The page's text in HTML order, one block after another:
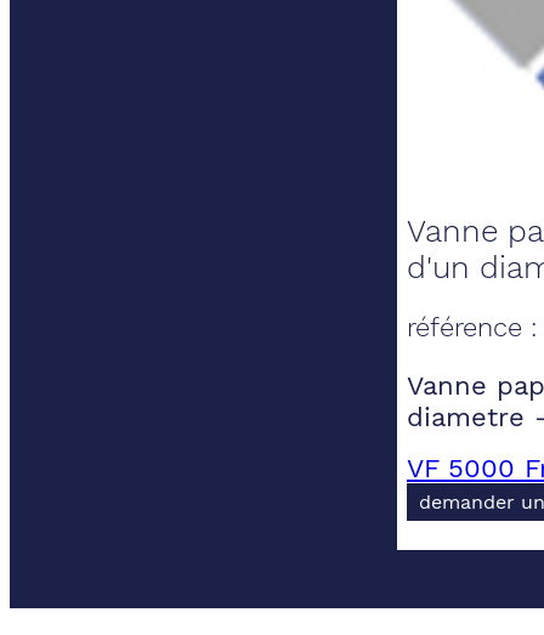
Vanne
d'un
référence :
Vanne
diametre
VF 5000
demander